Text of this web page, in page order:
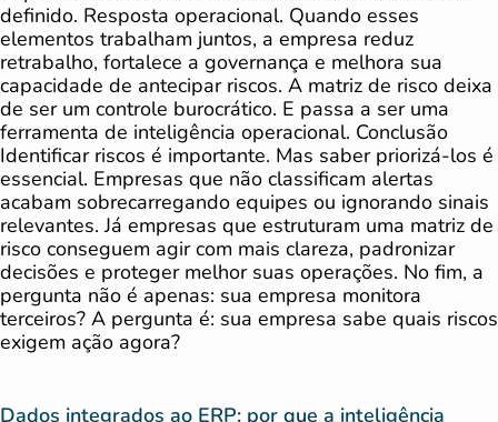
definido. Resposta operacional. Quando esses
elementos trabalham juntos, a empresa reduz
retrabalho, fortalece a governança e melhora sua
capacidade de antecipar riscos. A matriz de risco deixa
de ser um controle burocrático. E passa a ser uma
ferramenta de inteligência operacional. Conclusão
Identificar riscos é importante. Mas saber priorizá-los é
essencial. Empresas que não classificam alertas
acabam sobrecarregando equipes ou ignorando sinais
relevantes. Já empresas que estruturam uma matriz de
risco conseguem agir com mais clareza, padronizar
decisões e proteger melhor suas operações. No fim, a
pergunta não é apenas: sua empresa monitora
terceiros? A pergunta é: sua empresa sabe quais riscos
exigem ação agora?
Dados integrados ao ERP: por que a inteligência